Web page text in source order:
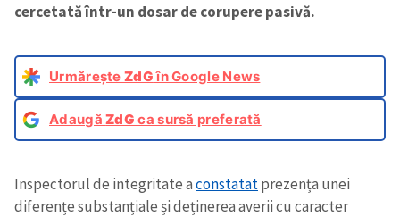
cercetată într-un dosar de corupere pasivă.
Urmărește ZdGîn Google News
AdaugăZdG ca sursă preferată
Inspectorul de integritate aconstatatprezența unei
diferențe substanțiale și deținerea averii cu caracter